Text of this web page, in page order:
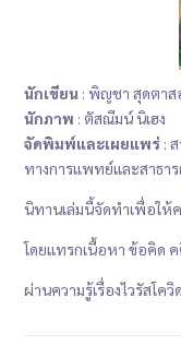
นักเขียน : พิญชา สุดตา
นักภาพ : ตัสณีมน์ นิเฮง
จัดพิมพ์และเผยแพร่ :
ทางการแพทย์และสาธ
นิทานเล่มนี้จัดทำเพื่อให้
โดยแทรกเนื้อหา ข้อคิด
ผ่านความรู้เรื่องไวรัสโค